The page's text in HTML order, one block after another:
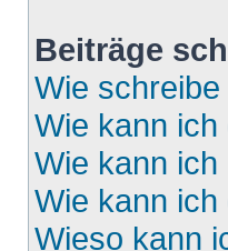
Beiträge
Wie
Wie kann
Wie kann
Wie kann
Wieso kann